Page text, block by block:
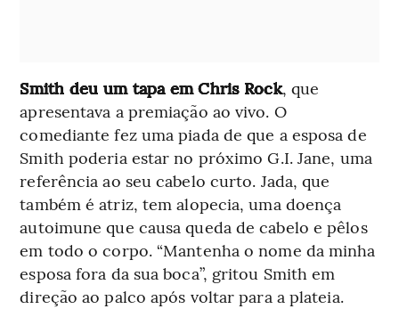
Smith deu um tapa em Chris Rock, que
apresentava a premiação ao vivo. O
comediante fez uma piada de que a esposa de
Smith poderia estar no próximo G.I. Jane, uma
referência ao seu cabelo curto. Jada, que
também é atriz, tem alopecia, uma doença
autoimune que causa queda de cabelo e pêlos
em todo o corpo. “Mantenha o nome da minha
esposa fora da sua boca”, gritou Smith em
direção ao palco após voltar para a plateia.